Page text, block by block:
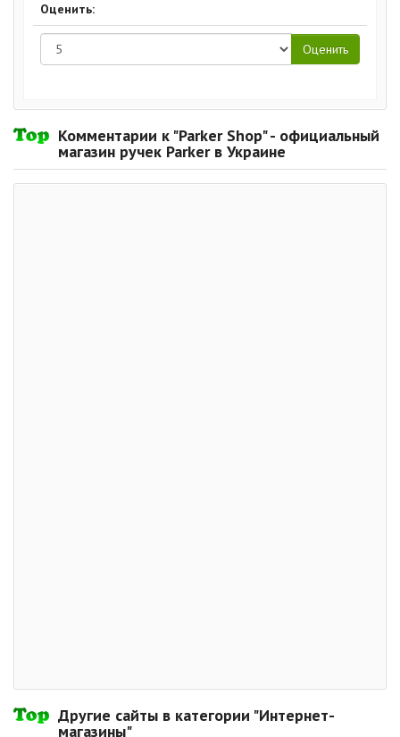
Оценить:
Комментарии к "Parker Shop" - официальный
магазин ручек Parker в Украине
Другие сайты в категории "Интернет-
магазины"